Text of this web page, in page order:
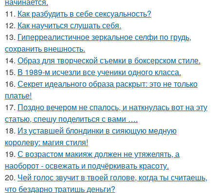
11. Как разбудить в себе сексуальность?
12. Как научиться слушать себя.
13. Гиперреалистичное зеркальное селфи по грудь,
сохранить внешность.
14. Образ для творческой съемки в боксерском стиле.
15. В 1989-м исчезли все ученики одного класса.
16. Секрет идеального образа раскрыт: это не только
платье!
17. Поздно вечером не спалось, и наткнулась вот на эту
статью, спешу поделиться с вами ….
18. Из уставшей блондинки в сияющую медную
королеву: магия стиля!
19. С возрастом макияж должен не утяжелять, а
наоборот - освежать и подчёркивать красоту.
20. Чей голос звучит в твоей голове, когда ты считаешь,
что бездарно тратишь деньги?